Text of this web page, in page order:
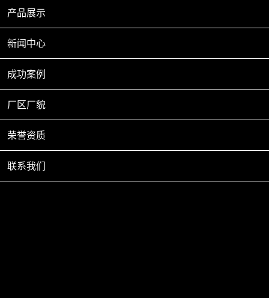
产品展示
新闻中心
成功案例
厂区厂貌
荣誉资质
联系我们